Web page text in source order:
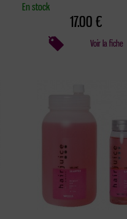
En stock
17.00 €
Voir la fiche